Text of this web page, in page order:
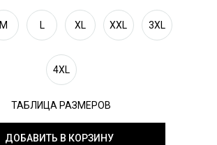
M L XL XXL 3XL
4XL
ТАБЛИЦА РАЗМЕРОВ
ДОБАВИТЬ В КОРЗИНУ